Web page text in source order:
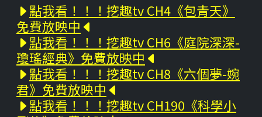
點我看！！！挖趣tv CH4《包青天》
免費放映中
點我看！！！挖趣tv CH6《庭院深深-
瓊瑤經典》免費放映中
點我看！！！挖趣tv CH8《六個夢-婉
君》免費放映中
點我看！！！挖趣tv CH190《科學小